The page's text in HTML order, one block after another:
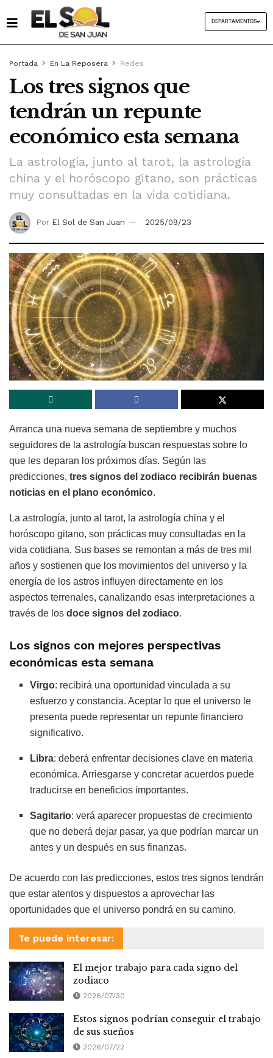
DEPARTAMENTOS
Portada En La Reposera Redes
Los tres signos que
tendrán un repunte
económico esta semana
La astrología, junto al tarot, la astrología
china y el horóscopo gitano, son prácticas
muy consultadas en la vida cotidiana.
Por El Sol de San Juan 2025/09/23
Arranca una nueva semana de septiembre y muchos
seguidores de la astrología buscan respuestas sobre lo
que les deparan los próximos días. Según las
predicciones, tres signos del zodiaco recibirán buenas
noticias en el plano económico.
La astrología, junto al tarot, la astrología china y el
horóscopo gitano, son prácticas muy consultadas en la
vida cotidiana. Sus bases se remontan a más de tres mil
años y sostienen que los movimientos del universo y la
energía de los astros influyen directamente en los
aspectos terrenales, canalizando esas interpretaciones a
través de los doce signos del zodiaco.
Los signos con mejores perspectivas
económicas esta semana
Virgo: recibirá una oportunidad vinculada a su
esfuerzo y constancia. Aceptar lo que el universo le
presenta puede representar un repunte financiero
significativo.
Libra: deberá enfrentar decisiones clave en materia
económica. Arriesgarse y concretar acuerdos puede
traducirse en beneficios importantes.
Sagitario: verá aparecer propuestas de crecimiento
que no deberá dejar pasar, ya que podrían marcar un
antes y un después en sus finanzas.
De acuerdo con las predicciones, estos tres signos tendrán
que estar atentos y dispuestos a aprovechar las
oportunidades que el universo pondrá en su camino.
Te puede interesar:
El mejor trabajo para cada signo del
zodiaco
2026/07/30
Estos signos podrían conseguir el trabajo
de sus sueños
2026/07/22